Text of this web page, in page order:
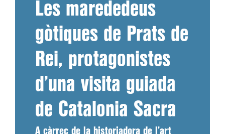
Les marededeus
gòtiques de Prats de
Rei, protagonistes
d’una visita guiada
de Catalonia Sacra
A càrrec de la historiadora de l’art